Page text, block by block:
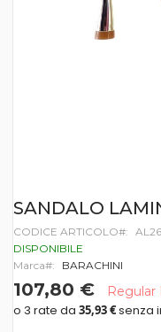
Vai
all'inizio
della
galleria
di
SANDALO
CODICE ARTICOLO
DISPONIBILE
Marca
BARACHINI
107,80 € Regular